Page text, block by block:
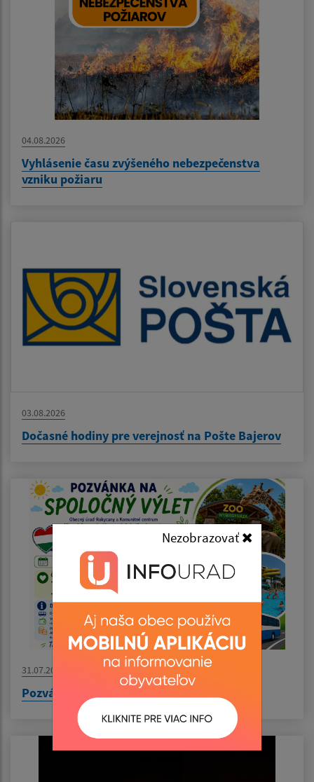
Nezobrazovať
04.08.2026
Vyhlásenie času zvýšeného nebezpečenstva
vzniku požiaru
03.08.2026
Dočasné hodiny pre verejnosť na Pošte Bajerov
31.07.2026
Pozvánka na výlet do Nyíregyházy